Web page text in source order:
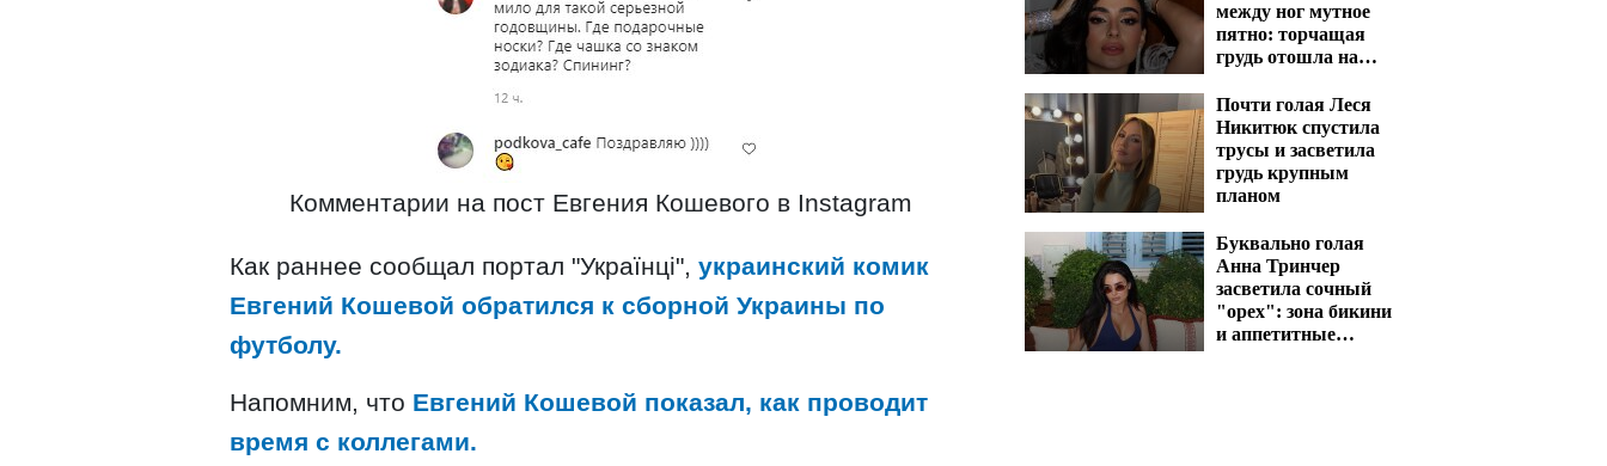
Комментарии на пост Евгения Кошевого в Instagram
Как раннее сообщал портал "Українці", украинский комик
Евгений Кошевой обратился к сборной Украины по
футболу.
Напомним, что Евгений Кошевой показал, как проводит
время с коллегами.
между ног мутное
пятно: торчащая
грудь отошла на
Почти голая Леся
Никитюк спустила
трусы и засветила
грудь крупным
планом
Буквально голая
Анна Тринчер
засветила сочный
"орех": зона бикини
и аппетитные